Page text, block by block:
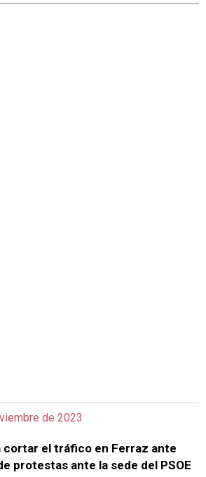
de 2023
cortar el tráfico en Ferraz ante
protestas ante la sede del PSOE